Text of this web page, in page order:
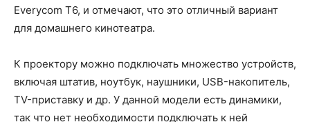
Everycom T6, и отмечают, что это отличный вариант
для домашнего кинотеатра.
К проектору можно подключать множество устройств,
включая штатив, ноутбук, наушники, USB-накопитель,
TV-приставку и др. У данной модели есть динамики,
так что нет необходимости подключать к ней